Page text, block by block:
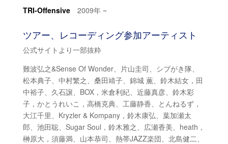
TRI-Offensive2009年 ~
ツアー、レコーディング参加アーティスト
公式サイトより一部抜粋
難波弘之&Sense Of Wonder、片山圭司、シブがき隊、
松本典子、中村繁之、桑田靖子、錦城 薫、鈴木結女，田
中裕子、久石譲、BOX，米倉利紀、近藤真彦、鈴木彩
子，かとうれいこ，高橋克典、工藤静香、とんねるず，
大江千里、Kryzler & Kompany，鈴木康弘、葉加瀬太
郎、池田聡、Sugar Soul，鈴木雅之、広瀬香美、heath，
榊原大，須藤満、山本恭司、熱帯JAZZ楽団、北島健二、